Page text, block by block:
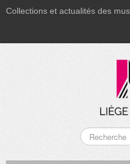
Collections et actualités des